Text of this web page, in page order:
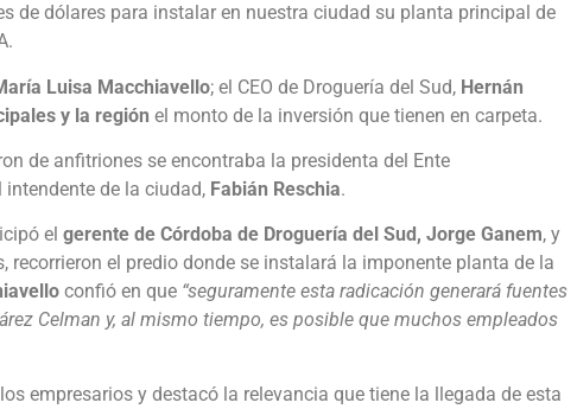
de dólares para instalar en nuestra ciudad su planta principal de
Luisa Macchiavello; el CEO de Droguería del Sud, Hernán
y la región el monto de la inversión que tienen en carpeta.
de anfitriones se encontraba la presidenta del Ente
intendente de la ciudad, Fabián Reschia.
el gerente de Córdoba de Droguería del Sud, Jorge Ganem, y
el predio donde se instalará la imponente planta de la
confió en que “seguramente esta radicación generará fuentes
Celman y, al mismo tiempo, es posible que muchos empleados
empresarios y destacó la relevancia que tiene la llegada de esta